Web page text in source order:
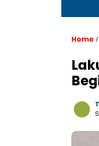
Home /